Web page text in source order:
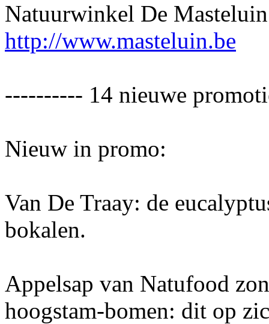
Natuurwinkel De Masteluin
http://www.masteluin.be
---------- 14 nieuwe
Nieuw in promo:
Van De Traay: de
bokalen.
Appelsap van Natufood
hoogstam-bomen: dit op